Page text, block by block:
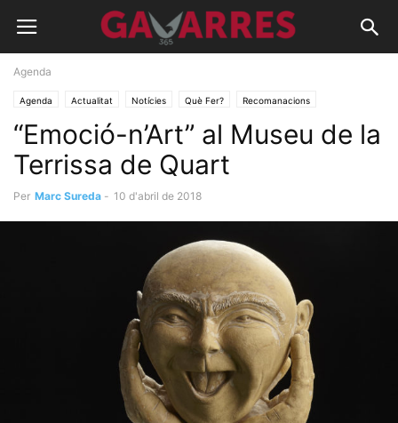
Agenda
Agenda Actualitat Notícies Què Fer? Recomanacions
“Emoció-n’Art” al Museu de la
Terrissa de Quart
Per Marc Sureda - 10 d'abril de 2018